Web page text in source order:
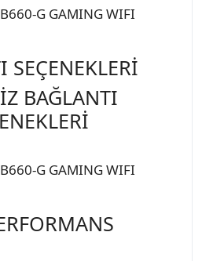
SEÇENEKLERİ
BAĞLANTI